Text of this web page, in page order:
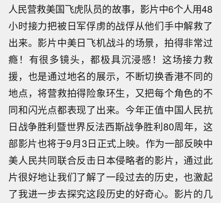
人民营救美国飞虎队员的故事，影片中6个人用48
小时接力把被日军俘虏的战俘从他们手中解救了
出来。影片中美日飞机战斗的场景，拍得非常过
瘾！有很多镜头，都极具沉浸感！这场接力救
援，也是通过地名的展示，不断切换香港不同的
地点，将营救拍得险象环生，又把每个角色的不
同和闪光点都表现了出来。今年正值中国人民抗
日战争胜利暨世界反法西斯战争胜利80周年，这
部影片也将于9月3日正式上映。作为一部反映中
美人民共同联合反击日本侵略者的影片，通过此
片很好地让我们了解了一段过去的历史，也激起
了我进一步去探究这段历史的好奇心。影片的几